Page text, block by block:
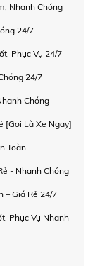
Nhanh Chóng
24/7
Phục Vụ 24/7
24/7
Chóng
[Gọi Là Xe Ngay]
Toàn
- Nhanh Chóng
– Giá Rẻ 24/7
Phục Vụ Nhanh